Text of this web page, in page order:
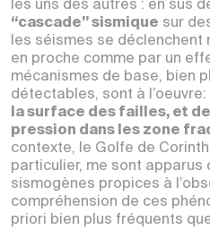
les uns des autres : en sus
“cascade” sismique sur
les séismes se
en proche comme par un
mécanismes de base, bien
détectables, sont à l’oeuvre:
la surface des failles, et
pression dans les zone
contexte, le Golfe de
particulier, me sont apparus
sismogènes propices à
compréhension de ces
priori bien plus fréquents